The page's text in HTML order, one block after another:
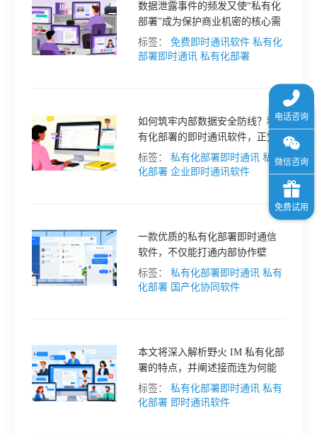
数据泄露事件的频发又使“私有化
部署”成为保护商业机密的核心需
求。这两种看似矛盾的需求是否
能够同时满足？答案是肯定的，
标签： 免费即时通讯软件 私有化
部署即时通讯 私有化部署
如何筑牢内部数据安全防线？私
有化部署的即时通讯软件，正凭
借 “数据自主掌控” 的核心优势，
成为企业防范内部泄密的关键选
标签： 私有化部署即时通讯 私有
化部署 企业即时通讯软件
一款优质的私有化部署即时通信
软件，不仅能打通内部协作壁
垒，更能通过高效客户管理功能
降低运营成本。本文聚焦适配企
标签： 私有化部署即时通讯 私有
化部署 国产化协同软件
本文将深入解析野火 IM 私有化部
署的特点，并阐述接而连为何能
成为国产协作工具的优选方案。
标签： 私有化部署即时通讯 私有
化部署 即时通讯软件